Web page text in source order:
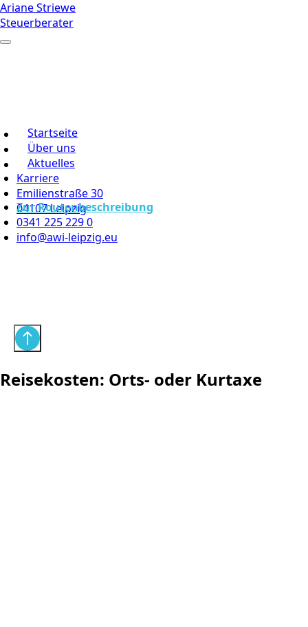
Ariane Striewe
Steuerberater
Startseite
Über uns
Aktuelles
Karriere
Emilienstraße 30
04107 Leipzig
Zur Routenbeschreibung
0341 225 229 0
info@awi-leipzig.eu
Reisekosten: Orts- oder Kurtaxe